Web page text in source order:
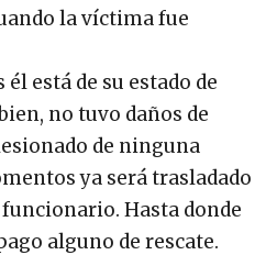
la víctima fue
está de su estado de
no tuvo daños de
de ninguna
ya será trasladado
funcionario. Hasta donde
alguno de rescate.